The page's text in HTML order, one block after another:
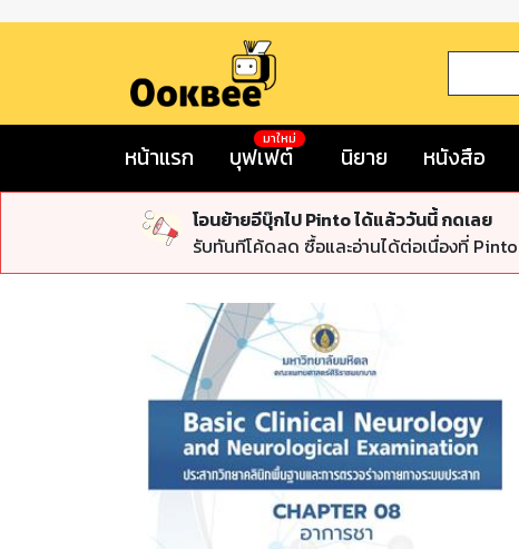
หน้าแรก บุฟเฟต์
มาใหม่
นิยาย หนังสือ
โอนย้ายอีบุ๊กไป Pinto ได้แล้ววันนี้ กดเลย
รับทันทีโค้ดลด ซื้อและอ่านได้ต่อเนื่องที่ Pinto